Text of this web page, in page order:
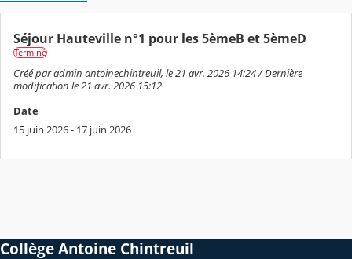
Séjour Hauteville n°1 pour les 5èmeB et 5èmeD
Terminé
Créé par admin antoinechintreuil, le 21 avr. 2026 14:24 / Dernière
modification le 21 avr. 2026 15:12
Date
15 juin 2026 - 17 juin 2026
Collège Antoine Chintreuil